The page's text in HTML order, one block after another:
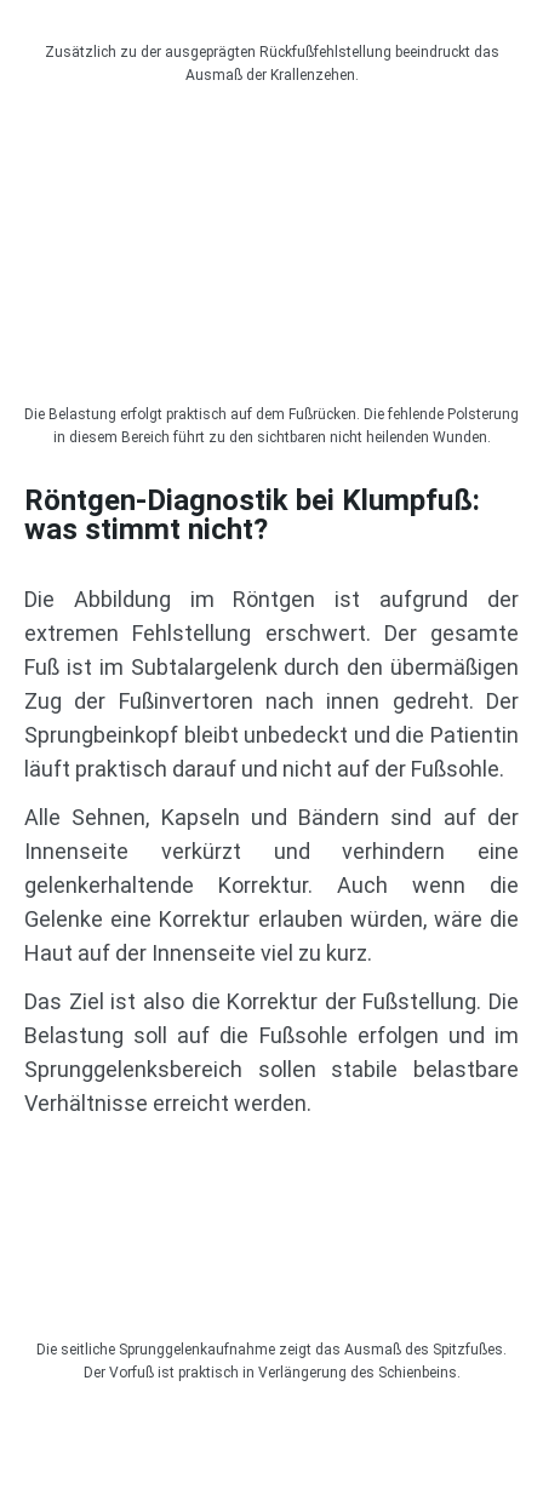
Zusätzlich zu der ausgeprägten Rückfußfehlstellung beeindruckt das
Ausmaß der Krallenzehen.
Die Belastung erfolgt praktisch auf dem Fußrücken. Die fehlende Polsterung
in diesem Bereich führt zu den sichtbaren nicht heilenden Wunden.
Röntgen-Diagnostik bei Klumpfuß:
was stimmt nicht?
Die Abbildung im Röntgen ist aufgrund der
extremen Fehlstellung erschwert. Der gesamte
Fuß ist im Subtalargelenk durch den übermäßigen
Zug der Fußinvertoren nach innen gedreht. Der
Sprungbeinkopf bleibt unbedeckt und die Patientin
läuft praktisch darauf und nicht auf der Fußsohle.
Alle Sehnen, Kapseln und Bändern sind auf der
Innenseite verkürzt und verhindern eine
gelenkerhaltende Korrektur. Auch wenn die
Gelenke eine Korrektur erlauben würden, wäre die
Haut auf der Innenseite viel zu kurz.
Das Ziel ist also die Korrektur der Fußstellung. Die
Belastung soll auf die Fußsohle erfolgen und im
Sprunggelenksbereich sollen stabile belastbare
Verhältnisse erreicht werden.
Die seitliche Sprunggelenkaufnahme zeigt das Ausmaß des Spitzfußes.
Der Vorfuß ist praktisch in Verlängerung des Schienbeins.